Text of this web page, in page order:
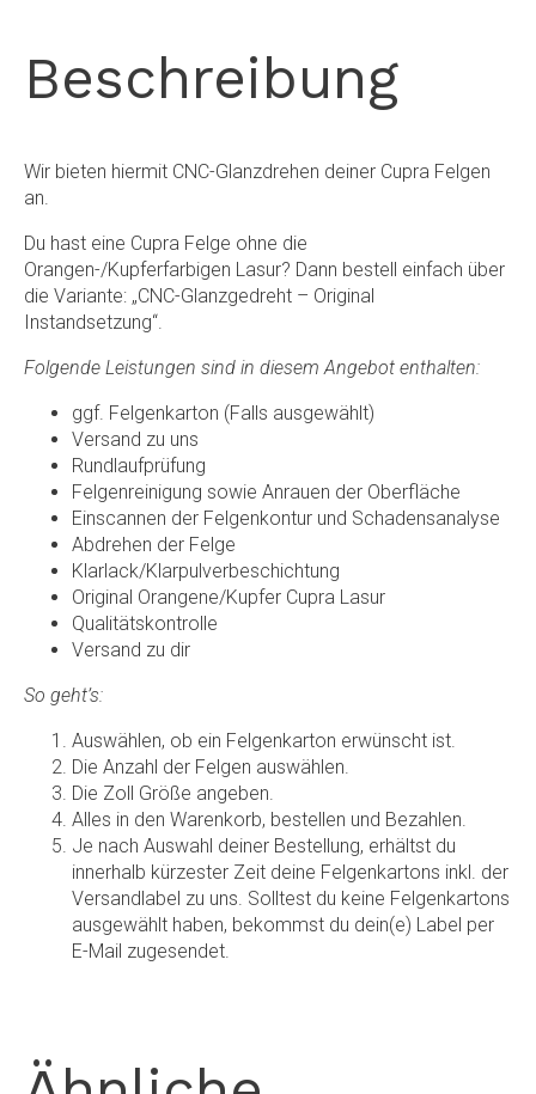
Beschreibung
Wir bieten hiermit CNC-Glanzdrehen deiner Cupra Felgen
an.
Du hast eine Cupra Felge ohne die
Orangen-/Kupferfarbigen Lasur? Dann bestell einfach über
die Variante: „CNC-Glanzgedreht – Original
Instandsetzung“.
Folgende Leistungen sind in diesem Angebot enthalten:
ggf. Felgenkarton (Falls ausgewählt)
Versand zu uns
Rundlaufprüfung
Felgenreinigung sowie Anrauen der Oberfläche
Einscannen der Felgenkontur und Schadensanalyse
Abdrehen der Felge
Klarlack/Klarpulverbeschichtung
Original Orangene/Kupfer Cupra Lasur
Qualitätskontrolle
Versand zu dir
So geht’s:
Auswählen, ob ein Felgenkarton erwünscht ist.
Die Anzahl der Felgen auswählen.
Die Zoll Größe angeben.
Alles in den Warenkorb, bestellen und Bezahlen.
Je nach Auswahl deiner Bestellung, erhältst du
innerhalb kürzester Zeit deine Felgenkartons inkl. der
Versandlabel zu uns. Solltest du keine Felgenkartons
ausgewählt haben, bekommst du dein(e) Label per
E-Mail zugesendet.